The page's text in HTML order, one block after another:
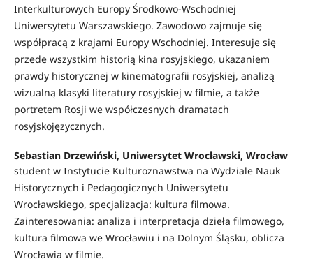
Interkulturowych Europy Środkowo-Wschodniej
Uniwersytetu Warszawskiego. Zawodowo zajmuje się
współpracą z krajami Europy Wschodniej. Interesuje się
przede wszystkim historią kina rosyjskiego, ukazaniem
prawdy historycznej w kinematografii rosyjskiej, analizą
wizualną klasyki literatury rosyjskiej w filmie, a także
portretem Rosji we współczesnych dramatach
rosyjskojęzycznych.
Sebastian Drzewiński, Uniwersytet Wrocławski, Wrocław
student w Instytucie Kulturoznawstwa na Wydziale Nauk
Historycznych i Pedagogicznych Uniwersytetu
Wrocławskiego, specjalizacja: kultura filmowa.
Zainteresowania: analiza i interpretacja dzieła filmowego,
kultura filmowa we Wrocławiu i na Dolnym Śląsku, oblicza
Wrocławia w filmie.